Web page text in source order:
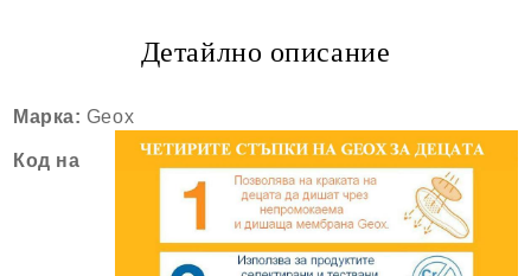
Детайлно описание
Марка: Geox
Код на